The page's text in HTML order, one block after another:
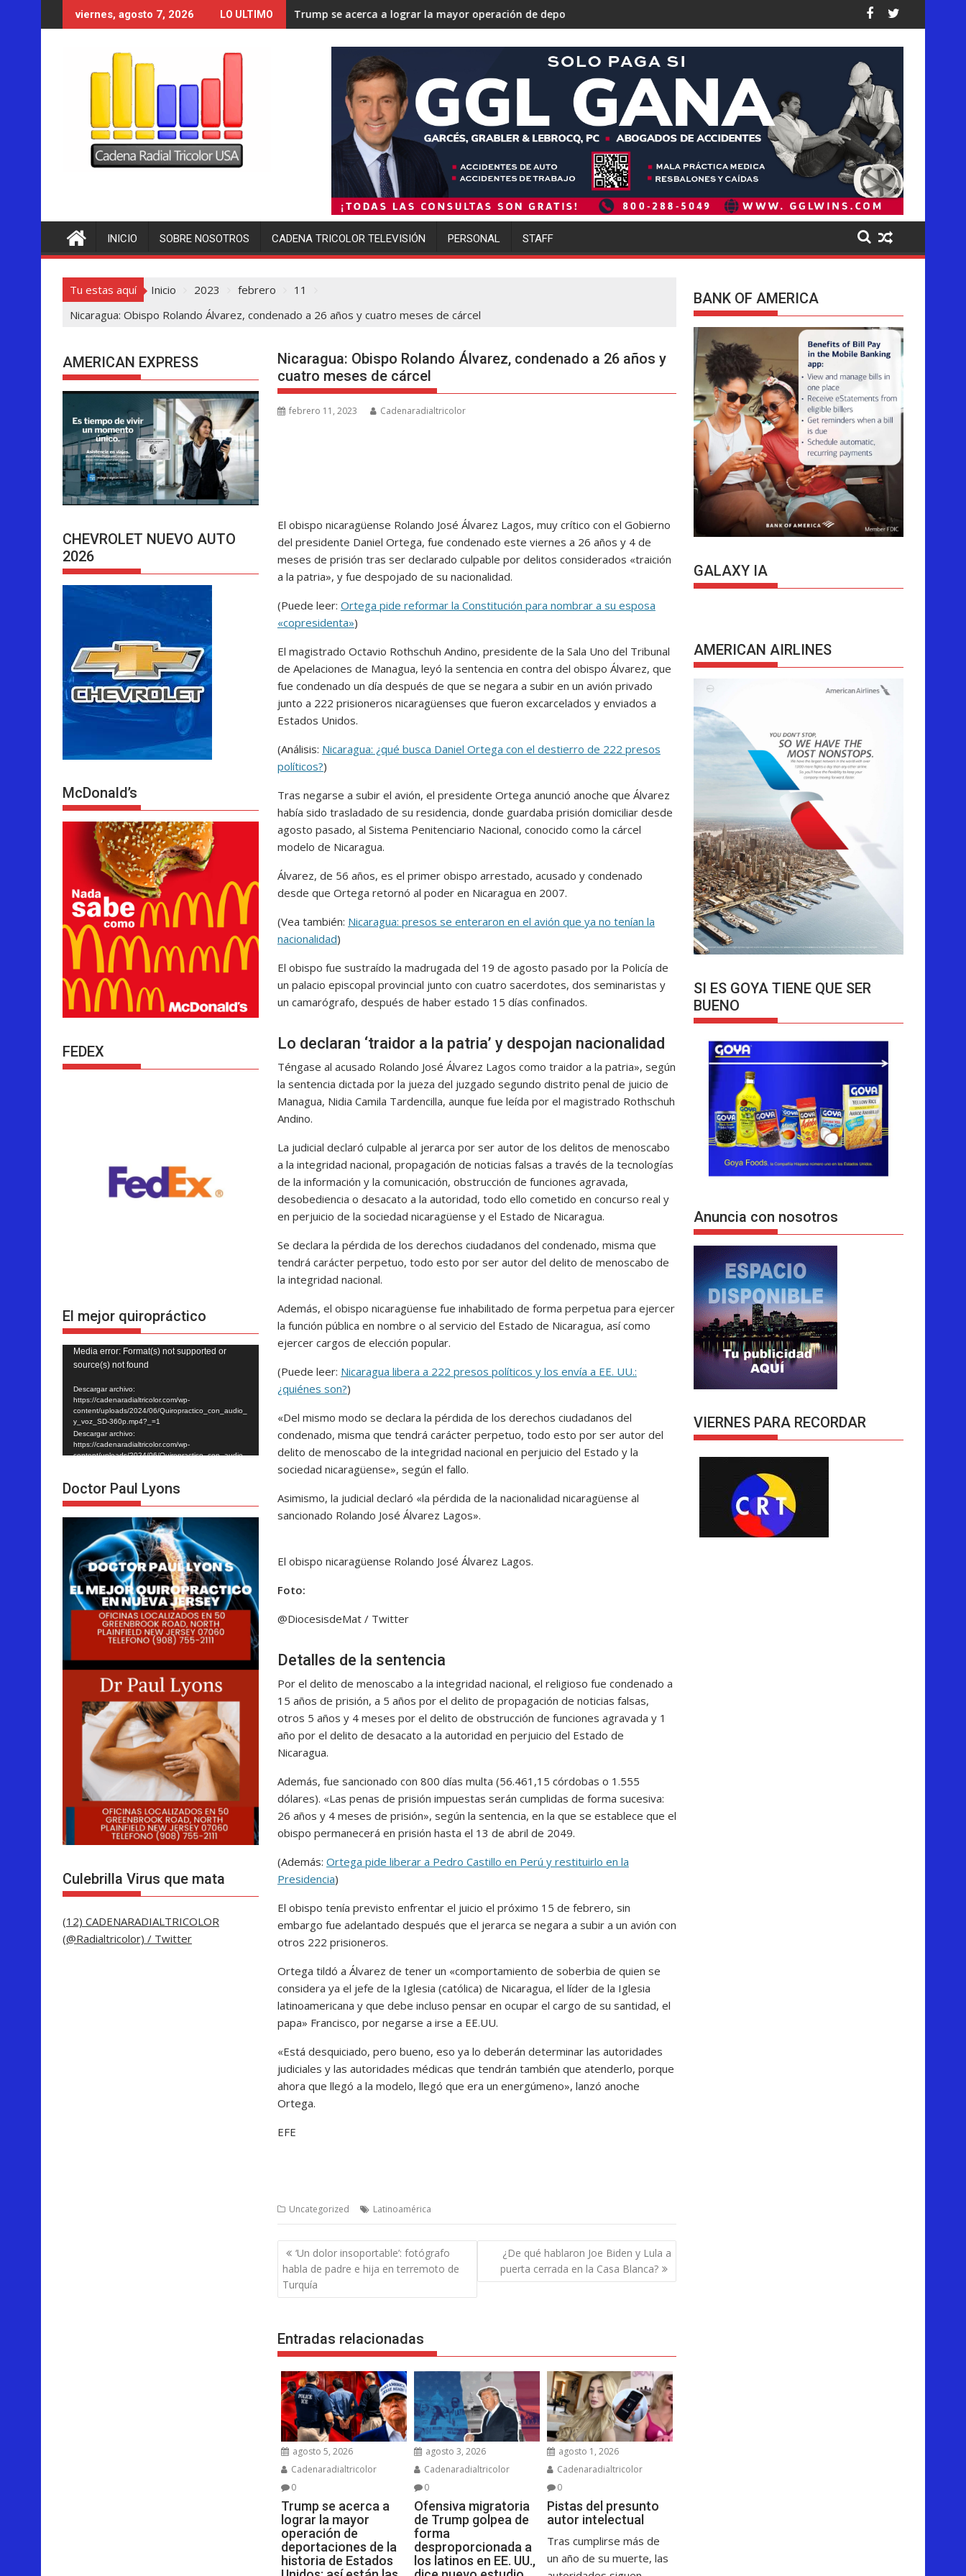
al
viernes, agosto 7, 2026 LO ULTIMO
Trump se acerca a lograr la mayor operación de deportaciones de la historia de Estados Unidos: así están las cifras
Ofensiva migratoria de Trump golpea de forma desproporcionada a los latinos en EE. UU., dice
Pistas del presunto autor intelectual
INICIO SOBRE NOSOTROS CADENA TRICOLOR TELEVISIÓN PERSONAL STAFF
Tu estas aquí Inicio 2023 febrero
11
Nicaragua: Obispo Rolando Álvarez, condenado a 26 años y cuatro meses de cárcel
Nicaragua: Obispo Rolando Álvarez, condenado a 26 años y
cuatro meses de cárcel
febrero 11, 2023 Cadenaradialtricolor
El obispo nicaragüense Rolando José Álvarez Lagos, muy crítico con el Gobierno
del presidente Daniel Ortega, fue condenado este viernes a 26 años y 4 de
meses de prisión tras ser declarado culpable por delitos considerados «traición
a la patria», y fue despojado de su nacionalidad.
(Puede leer: Ortega pide reformar la Constitución para nombrar a su esposa
«copresidenta»)
El magistrado Octavio Rothschuh Andino, presidente de la Sala Uno del Tribunal
de Apelaciones de Managua, leyó la sentencia en contra del obispo Álvarez, que
fue condenado un día después de que se negara a subir en un avión privado
junto a 222 prisioneros nicaragüenses que fueron excarcelados y enviados a
Estados Unidos.
(Análisis: Nicaragua: ¿qué busca Daniel Ortega con el destierro de 222 presos
políticos?)
Tras negarse a subir el avión, el presidente Ortega anunció anoche que Álvarez
había sido trasladado de su residencia, donde guardaba prisión domiciliar desde
agosto pasado, al Sistema Penitenciario Nacional, conocido como la cárcel
modelo de Nicaragua.
Álvarez, de 56 años, es el primer obispo arrestado, acusado y condenado
desde que Ortega retornó al poder en Nicaragua en 2007.
(Vea también: Nicaragua: presos se enteraron en el avión que ya no tenían la
nacionalidad)
El obispo fue sustraído la madrugada del 19 de agosto pasado por la Policía de
un palacio episcopal provincial junto con cuatro sacerdotes, dos seminaristas y
un camarógrafo, después de haber estado 15 días confinados.
Lo declaran ‘traidor a la patria’ y despojan nacionalidad
Téngase al acusado Rolando José Álvarez Lagos como traidor a la patria», según
la sentencia dictada por la jueza del juzgado segundo distrito penal de juicio de
Managua, Nidia Camila Tardencilla, aunque fue leída por el magistrado Rothschuh
Andino.
La judicial declaró culpable al jerarca por ser autor de los delitos de menoscabo
a la integridad nacional, propagación de noticias falsas a través de la tecnologías
de la información y la comunicación, obstrucción de funciones agravada,
desobediencia o desacato a la autoridad, todo ello cometido en concurso real y
en perjuicio de la sociedad nicaragüense y el Estado de Nicaragua.
Se declara la pérdida de los derechos ciudadanos del condenado, misma que
tendrá carácter perpetuo, todo esto por ser autor del delito de menoscabo de
la integridad nacional.
Además, el obispo nicaragüense fue inhabilitado de forma perpetua para ejercer
la función pública en nombre o al servicio del Estado de Nicaragua, así como
ejercer cargos de elección popular.
(Puede leer: Nicaragua libera a 222 presos políticos y los envía a EE. UU.:
¿quiénes son?)
«Del mismo modo se declara la pérdida de los derechos ciudadanos del
condenado, misma que tendrá carácter perpetuo, todo esto por ser autor del
delito de menoscabo de la integridad nacional en perjuicio del Estado y la
sociedad nicaragüense», según el fallo.
Asimismo, la judicial declaró «la pérdida de la nacionalidad nicaragüense al
sancionado Rolando José Álvarez Lagos».
El obispo nicaragüense Rolando José Álvarez Lagos.
Foto:
@DiocesisdeMat / Twitter
Detalles de la sentencia
Por el delito de menoscabo a la integridad nacional, el religioso fue condenado a
15 años de prisión, a 5 años por el delito de propagación de noticias falsas,
otros 5 años y 4 meses por el delito de obstrucción de funciones agravada y 1
año por el delito de desacato a la autoridad en perjuicio del Estado de
Nicaragua.
Además, fue sancionado con 800 días multa (56.461,15 córdobas o 1.555
dólares). «Las penas de prisión impuestas serán cumplidas de forma sucesiva:
26 años y 4 meses de prisión», según la sentencia, en la que se establece que el
obispo permanecerá en prisión hasta el 13 de abril de 2049.
(Además: Ortega pide liberar a Pedro Castillo en Perú y restituirlo en la
Presidencia)
El obispo tenía previsto enfrentar el juicio el próximo 15 de febrero, sin
embargo fue adelantado después que el jerarca se negara a subir a un avión con
otros 222 prisioneros.
Ortega tildó a Álvarez de tener un «comportamiento de soberbia de quien se
considera ya el jefe de la Iglesia (católica) de Nicaragua, el líder de la Iglesia
latinoamericana y que debe incluso pensar en ocupar el cargo de su santidad, el
papa» Francisco, por negarse a irse a EE.UU.
«Está desquiciado, pero bueno, eso ya lo deberán determinar las autoridades
judiciales y las autoridades médicas que tendrán también que atenderlo, porque
ahora que llegó a la modelo, llegó que era un energúmeno», lanzó anoche
Ortega.
EFE
Uncategorized Latinoamérica
Navegación
de
entradas
‘Un dolor insoportable’: fotógrafo
habla de padre e hija en terremoto de
Turquía
¿De qué hablaron Joe Biden y Lula a
puerta cerrada en la Casa Blanca?
Entradas relacionadas
agosto 5, 2026
Cadenaradialtricolor
0
Trump se acerca a
lograr la mayor
operación de
deportaciones de la
historia de Estados
agosto 3, 2026
Cadenaradialtricolor
0
Ofensiva migratoria
de Trump golpea de
forma
desproporcionada a
los latinos en EE. UU.,
agosto 1, 2026
Cadenaradialtricolor
0
Pistas del presunto
autor intelectual
Tras cumplirse más de
un año de su muerte, las
AMERICAN EXPRESS
CHEVROLET NUEVO AUTO
2026
McDonald’s
FEDEX
El mejor quiropráctico
Reproductor
de
vídeo
Media error: Format(s) not supported or
source(s) not found
Descargar archivo:
https://cadenaradialtricolor.com/wp-
content/uploads/2024/06/Quiropractico_con_audio_
y_voz_SD-360p.mp4?_=1
Descargar archivo:
https://cadenaradialtricolor.com/wp-
content/uploads/2024/06/Quiropractico_con_audio_
Doctor Paul Lyons
Culebrilla Virus que mata
(12) CADENARADIALTRICOLOR
(@Radialtricolor) / Twitter
BANK OF AMERICA
GALAXY IA
AMERICAN AIRLINES
SI ES GOYA TIENE QUE SER
BUENO
Anuncia con nosotros
VIERNES PARA RECORDAR